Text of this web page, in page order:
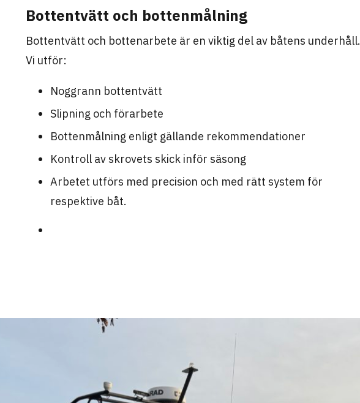
Bottentvätt och bottenmålning
Bottentvätt och bottenarbete är en viktig del av båtens underhåll.
Vi utför:
Noggrann bottentvätt
Slipning och förarbete
Bottenmålning enligt gällande rekommendationer
Kontroll av skrovets skick inför säsong
Arbetet utförs med precision och med rätt system för
respektive båt.